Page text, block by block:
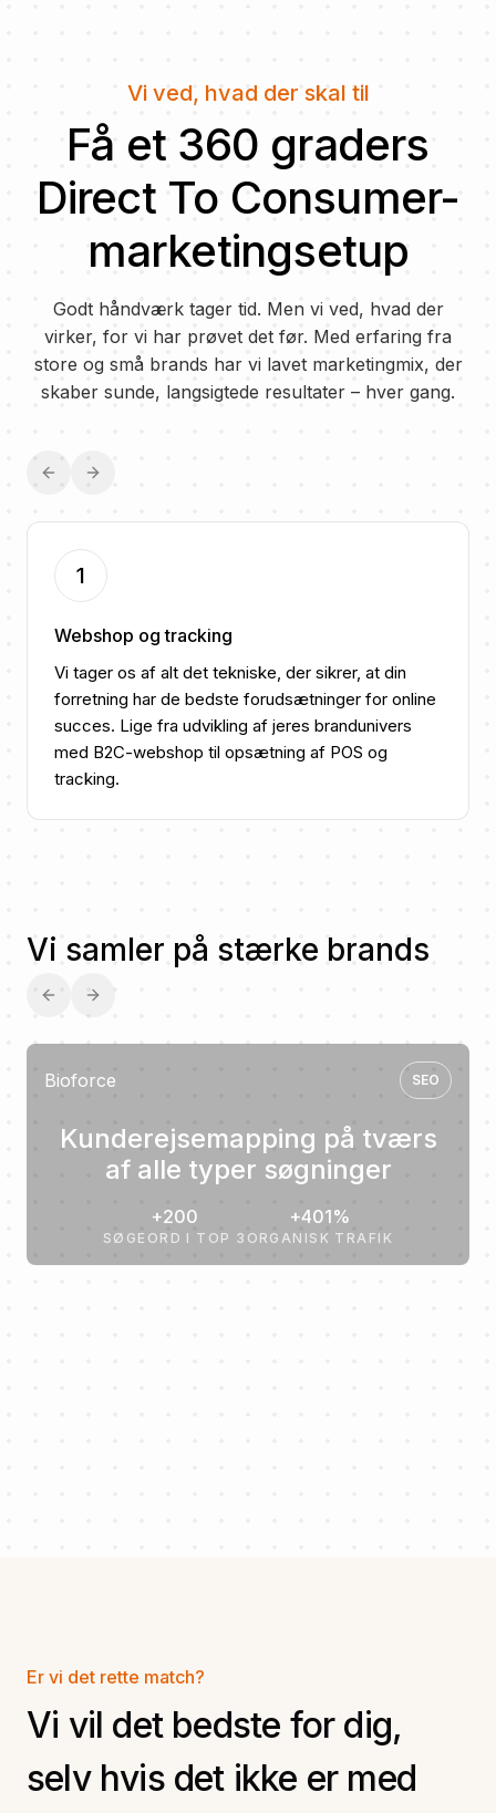
Vi ved, hvad der skal til
Få et 360 graders
Direct To Consumer-
marketingsetup
Godt håndværk tager tid. Men vi ved, hvad der
virker, for vi har prøvet det før. Med erfaring fra
store og små brands har vi lavet marketingmix, der
skaber sunde, langsigtede resultater – hver gang.
Previous slide
Next slide
1
Webshop og tracking
Vi tager os af alt det tekniske, der sikrer, at din
forretning har de bedste forudsætninger for online
succes. Lige fra udvikling af jeres brandunivers
med B2C-webshop til opsætning af POS og
tracking.
Vi samler på stærke brands
Previous slide
Next slide
Bioforce SEO
Kunderejsemapping på tværs
af alle typer søgninger
+200
SØGEORD I TOP 3
+401%
ORGANISK TRAFIK
Er vi det rette match?
Vi vil det bedste for dig,
selv hvis det ikke er med